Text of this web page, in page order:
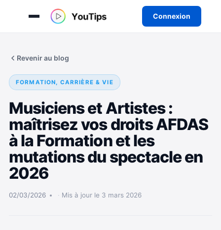
Connexion
Revenir au blog
FORMATION, CARRIÈRE & VIE
Musiciens et Artistes :
maîtrisez vos droits AFDAS
à la Formation et les
mutations du spectacle en
2026
02/03/2026 Mis à jour le 3 mars 2026